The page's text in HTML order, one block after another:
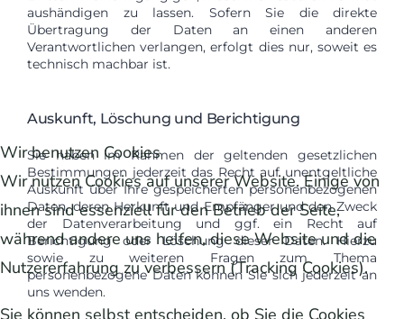
aushändigen zu lassen. Sofern Sie die direkte
Übertragung der Daten an einen anderen
Verantwortlichen verlangen, erfolgt dies nur, soweit es
technisch machbar ist.
Auskunft, Löschung und Berichtigung
Sie haben im Rahmen der geltenden gesetzlichen
Bestimmungen jederzeit das Recht auf unentgeltliche
Auskunft über Ihre gespeicherten personenbezogenen
Daten, deren Herkunft und Empfänger und den Zweck
der Datenverarbeitung und ggf. ein Recht auf
Berichtigung oder Löschung dieser Daten. Hierzu
sowie zu weiteren Fragen zum Thema
personenbezogene Daten können Sie sich jederzeit an
uns wenden.
Wir benutzen Cookies
Wir nutzen Cookies auf unserer Website. Einige von
ihnen sind essenziell für den Betrieb der Seite,
während andere uns helfen, diese Website und die
Nutzererfahrung zu verbessern (Tracking Cookies).
Sie können selbst entscheiden, ob Sie die Cookies